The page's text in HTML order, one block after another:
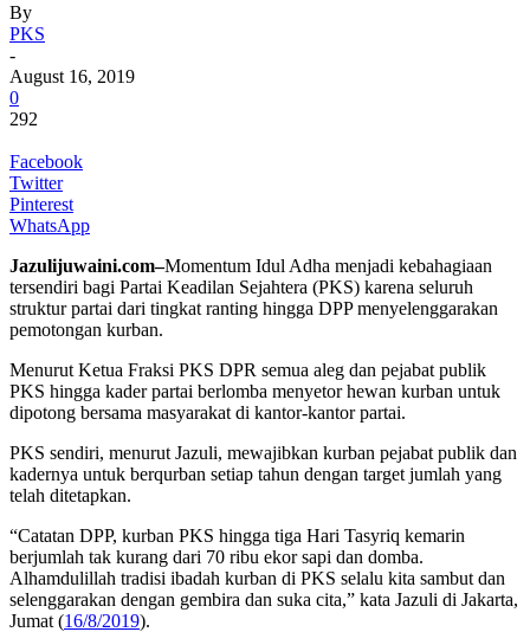
By
PKS
-
August 16, 2019
0
292
Facebook
Twitter
Pinterest
WhatsApp
Jazulijuwaini.com–Momentum Idul Adha menjadi kebahagiaan
tersendiri bagi Partai Keadilan Sejahtera (PKS) karena seluruh
struktur partai dari tingkat ranting hingga DPP menyelenggarakan
pemotongan kurban.
Menurut Ketua Fraksi PKS DPR semua aleg dan pejabat publik
PKS hingga kader partai berlomba menyetor hewan kurban untuk
dipotong bersama masyarakat di kantor-kantor partai.
PKS sendiri, menurut Jazuli, mewajibkan kurban pejabat publik dan
kadernya untuk berqurban setiap tahun dengan target jumlah yang
telah ditetapkan.
“Catatan DPP, kurban PKS hingga tiga Hari Tasyriq kemarin
berjumlah tak kurang dari 70 ribu ekor sapi dan domba.
Alhamdulillah tradisi ibadah kurban di PKS selalu kita sambut dan
selenggarakan dengan gembira dan suka cita,” kata Jazuli di Jakarta,
Jumat (16/8/2019).